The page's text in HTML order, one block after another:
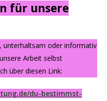
für unsere
unterhaltsam oder informativ
Arbeit selbst
über diesen Link:
du-bestimmst-